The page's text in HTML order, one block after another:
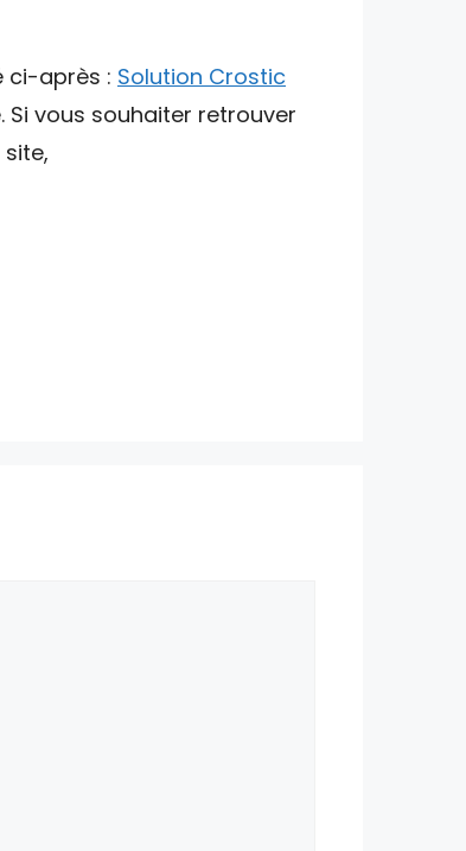
ci-après : Solution Crostic
Si vous souhaiter retrouver